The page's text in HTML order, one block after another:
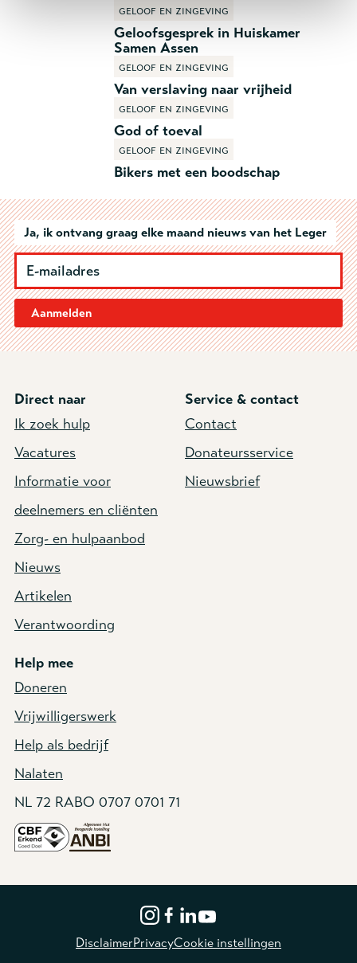
Geloofsgesprek in Huiskamer
Samen Assen
Geloof en zingeving
Van verslaving naar vrijheid
Geloof en zingeving
God of toeval
Geloof en zingeving
Bikers met een boodschap
Geloof en zingeving
Ja, ik ontvang graag elke maand nieuws van het Leger
Aanmelden
Direct naar
Ik zoek hulp
Vacatures
Informatie voor
deelnemers en cliënten
Zorg- en hulpaanbod
Nieuws
Artikelen
Verantwoording
Service & contact
Contact
Donateursservice
Nieuwsbrief
Help mee
Doneren
Vrijwilligerswerk
Help als bedrijf
Nalaten
NL 72 RABO 0707 0701 71
DisclaimerPrivacyCookie instellingen